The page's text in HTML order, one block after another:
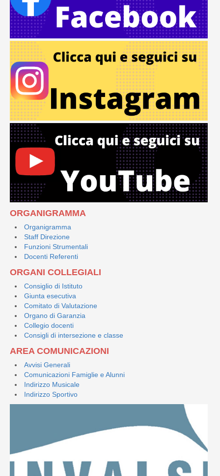
ORGANIGRAMMA
Organigramma
Staff Direzione
Funzioni Strumentali
Docenti Referenti
ORGANI COLLEGIALI
Consiglio di Istituto
Giunta esecutiva
Comitato di Valutazione
Organo di Garanzia
Collegio docenti
Consigli di intersezione e classe
AREA COMUNICAZIONI
Avvisi Generali
Comunicazioni Famiglie e Alunni
Indirizzo Musicale
Indirizzo Sportivo